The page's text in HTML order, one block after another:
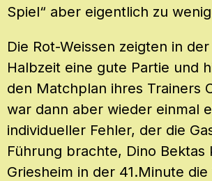
Spiel“ aber eigentlich zu
Die Rot-Weissen zeigten in
Halbzeit eine gute Partie und
den Matchplan ihres Trainers
war dann aber wieder einmal
individueller Fehler, der die
Führung brachte, Dino Bektas
Griesheim in der 41.Minute die